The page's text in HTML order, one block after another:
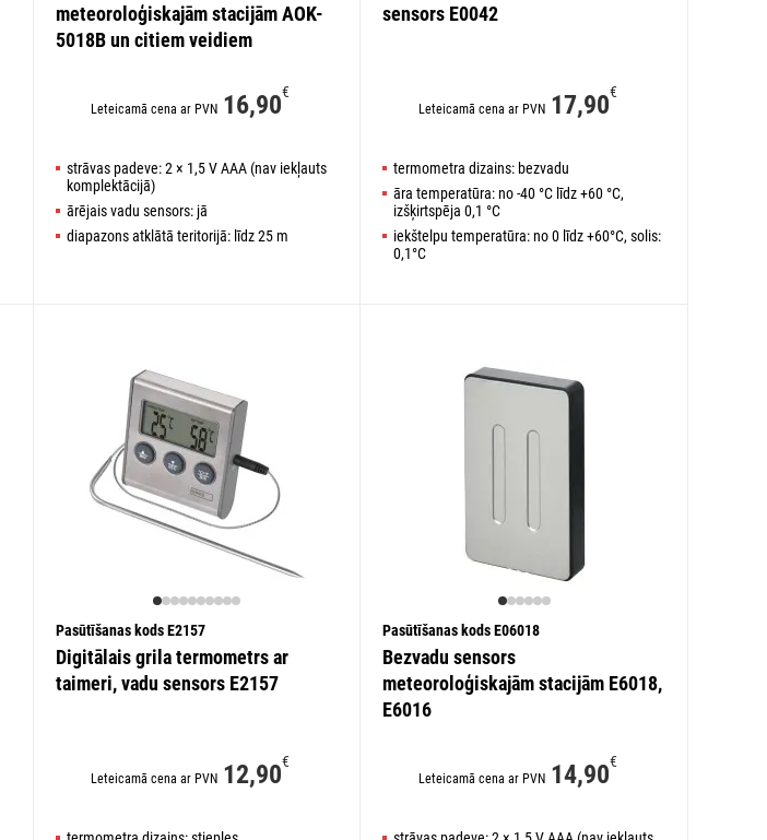
meteoroloģiskajām stacijām AOK-
5018B un citiem veidiem
Leteicamā cena ar PVN 16,90€
strāvas padeve: 2 × 1,5 V AAA (nav iekļauts
komplektācijā)
ārējais vadu sensors: jā
diapazons atklātā teritorijā: līdz 25 m
sensors E0042
Leteicamā cena ar PVN 17,90€
termometra dizains: bezvadu
āra temperatūra: no -40 °C līdz +60 °C,
izšķirtspēja 0,1 °C
iekštelpu temperatūra: no 0 līdz +60°C, solis:
0,1°C
Pasūtīšanas kods E2157
Digitālais grila termometrs ar
taimeri, vadu sensors E2157
Leteicamā cena ar PVN 12,90€
Pasūtīšanas kods E06018
Bezvadu sensors
meteoroloģiskajām stacijām E6018,
E6016
Leteicamā cena ar PVN 14,90€